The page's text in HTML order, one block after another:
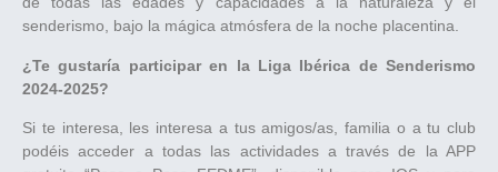
senderismo, bajo la mágica atmósfera de la noche placentina.
¿Te gustaría participar en la Liga Ibérica de Senderismo
2024-2025?
Si te interesa, les interesa a tus amigos/as, familia o a tu club
podéis acceder a todas las actividades a través de la APP